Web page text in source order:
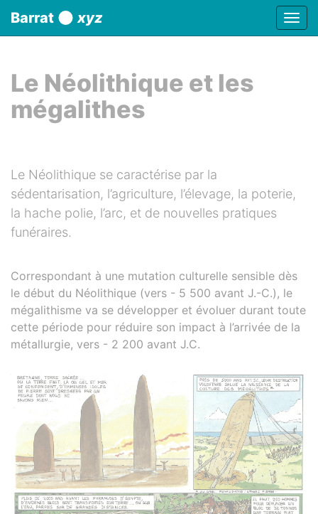
Barrat xyz
Le Néolithique et les
mégalithes
Le Néolithique se caractérise par la
sédentarisation, l’agriculture, l’élevage, la poterie,
la hache polie, l’arc, et de nouvelles pratiques
funéraires.
Correspondant à une mutation culturelle sensible dès
le début du Néolithique (vers - 5 500 avant J.-C.), le
mégalithisme va se développer et évoluer durant toute
cette période pour réduire son impact à l’arrivée de la
métallurgie, vers - 2 200 avant J.C.
Panneau de gestion des cookies